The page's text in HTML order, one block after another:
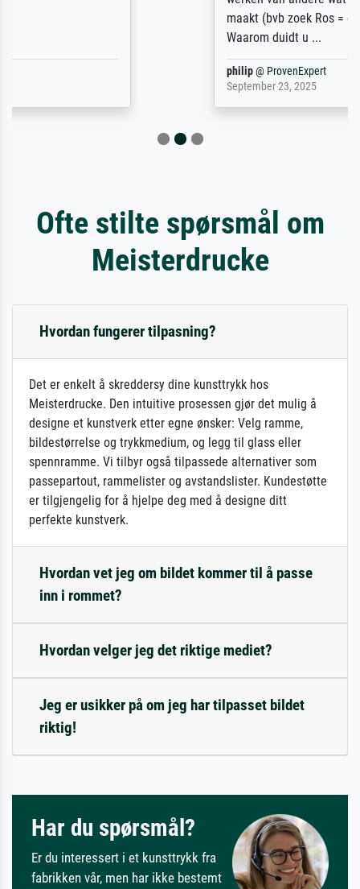
maakt (bvb zoek Ros = ook Rops, Rose etc).
Ofte stilte spørsmål om
Meisterdrucke
Hvordan fungerer tilpasning?
Det er enkelt å skreddersy dine kunsttrykk hos
Meisterdrucke. Den intuitive prosessen gjør det mulig å
designe et kunstverk etter egne ønsker: Velg ramme,
bildestørrelse og trykkmedium, og legg til glass eller
spennramme. Vi tilbyr også tilpassede alternativer som
passepartout, rammelister og avstandslister. Kundestøtte
er tilgjengelig for å hjelpe deg med å designe ditt
perfekte kunstverk.
Hvordan vet jeg om bildet kommer til å passe
inn i rommet?
Hvordan velger jeg det riktige mediet?
Jeg er usikker på om jeg har tilpasset bildet
riktig!
Har du spørsmål?
Er du interessert i et kunsttrykk fra
fabrikken vår, men har ikke bestemt